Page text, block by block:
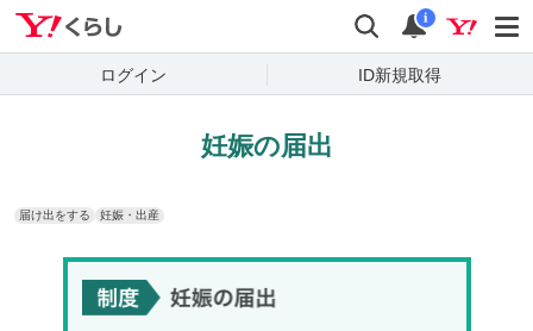
検索 通知
i
ログイン ID新規取得
妊娠の届出
届け出をする 妊娠・出産